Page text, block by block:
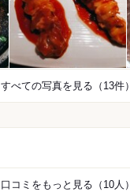
すべての写真を見る（13件）
口コミをもっと見る（10人）